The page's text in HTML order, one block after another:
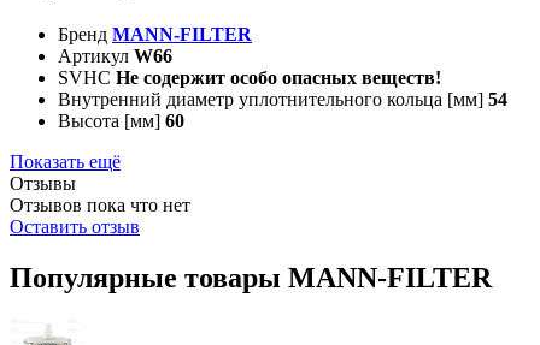
Бренд MANN-FILTER
Артикул W66
SVHC Не содержит особо опасных веществ!
Внутренний диаметр уплотнительного кольца [мм] 54
Высота [мм] 60
Показать ещё
Отзывы
Отзывов пока что нет
Оставить отзыв
Популярные товары MANN-FILTER